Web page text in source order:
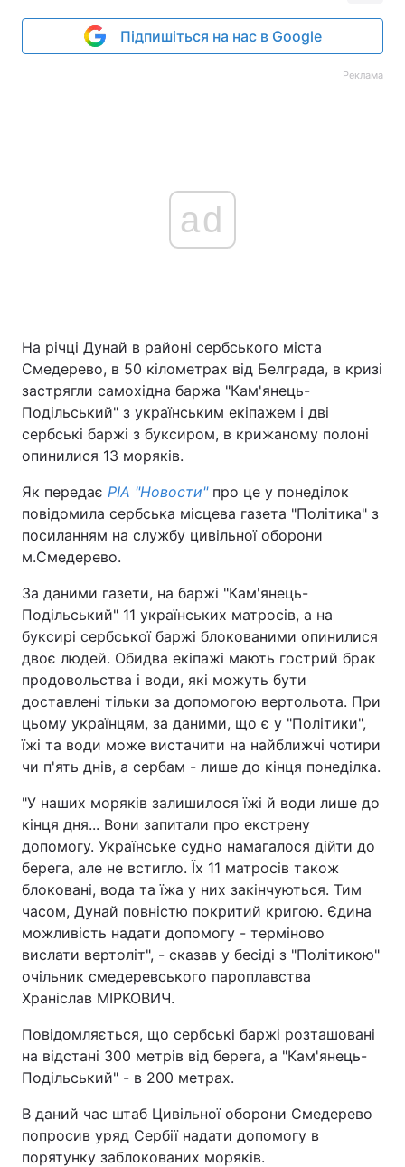
Підпишіться на нас в Google
Реклама
ad
На річці Дунай в районі сербського міста
Смедерево, в 50 кілометрах від Белграда, в кризі
застрягли самохідна баржа "Кам'янець-
Подільський" з українським екіпажем і дві
сербські баржі з буксиром, в крижаному полоні
опинилися 13 моряків.
Як передає РІА "Новости"про це у понеділок
повідомила сербська місцева газета "Політика" з
посиланням на службу цивільної оборони
м.Смедерево.
За даними газети, на баржі "Кам'янець-
Подільський" 11 українських матросів, а на
буксирі сербської баржі блокованими опинилися
двоє людей. Обидва екіпажі мають гострий брак
продовольства і води, які можуть бути
доставлені тільки за допомогою вертольота. При
цьому українцям, за даними, що є у "Політики",
їжі та води може вистачити на найближчі чотири
чи п'ять днів, а сербам - лише до кінця понеділка.
"У наших моряків залишилося їжі й води лише до
кінця дня... Вони запитали про екстрену
допомогу. Українське судно намагалося дійти до
берега, але не встигло. Їх 11 матросів також
блоковані, вода та їжа у них закінчуються. Тим
часом, Дунай повністю покритий кригою. Єдина
можливість надати допомогу - терміново
вислати вертоліт", - сказав у бесіді з "Політикою"
очільник смедеревського пароплавства
Храніслав МІРКОВИЧ.
Повідомляється, що сербські баржі розташовані
на відстані 300 метрів від берега, а "Кам'янець-
Подільський" - в 200 метрах.
В даний час штаб Цивільної оборони Смедерево
попросив уряд Сербії надати допомогу в
порятунку заблокованих моряків.